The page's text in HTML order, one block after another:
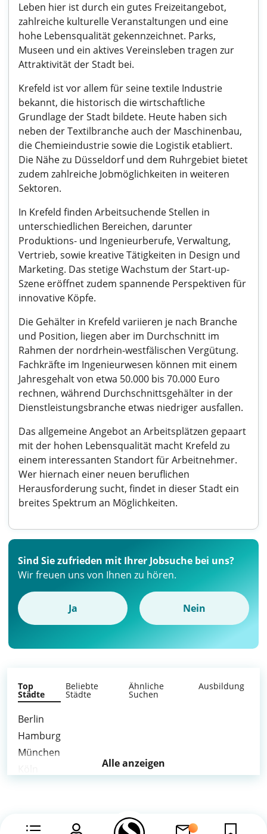
Leben hier ist durch ein gutes Freizeitangebot,
zahlreiche kulturelle Veranstaltungen und eine
hohe Lebensqualität gekennzeichnet. Parks,
Museen und ein aktives Vereinsleben tragen zur
Attraktivität der Stadt bei.
Krefeld ist vor allem für seine textile Industrie
bekannt, die historisch die wirtschaftliche
Grundlage der Stadt bildete. Heute haben sich
neben der Textilbranche auch der Maschinenbau,
die Chemieindustrie sowie die Logistik etabliert.
Die Nähe zu Düsseldorf und dem Ruhrgebiet bietet
zudem zahlreiche Jobmöglichkeiten in weiteren
Sektoren.
In Krefeld finden Arbeitsuchende Stellen in
unterschiedlichen Bereichen, darunter
Produktions- und Ingenieurberufe, Verwaltung,
Vertrieb, sowie kreative Tätigkeiten in Design und
Marketing. Das stetige Wachstum der Start-up-
Szene eröffnet zudem spannende Perspektiven für
innovative Köpfe.
Die Gehälter in Krefeld variieren je nach Branche
und Position, liegen aber im Durchschnitt im
Rahmen der nordrhein-westfälischen Vergütung.
Fachkräfte im Ingenieurwesen können mit einem
Jahresgehalt von etwa 50.000 bis 70.000 Euro
rechnen, während Durchschnittsgehälter in der
Dienstleistungsbranche etwas niedriger ausfallen.
Das allgemeine Angebot an Arbeitsplätzen gepaart
mit der hohen Lebensqualität macht Krefeld zu
einem interessanten Standort für Arbeitnehmer.
Wer hiernach einer neuen beruflichen
Herausforderung sucht, findet in dieser Stadt ein
breites Spektrum an Möglichkeiten.
Sind Sie zufrieden mit Ihrer Jobsuche bei uns?
Wir freuen uns von Ihnen zu hören.
Ja Nein
Top
Städte
Beliebte
Städte
Ähnliche
Suchen
Ausbildung
Berlin
Hamburg
München
Alle anzeigen